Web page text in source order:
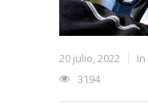
20 julio, 2022 In
3194